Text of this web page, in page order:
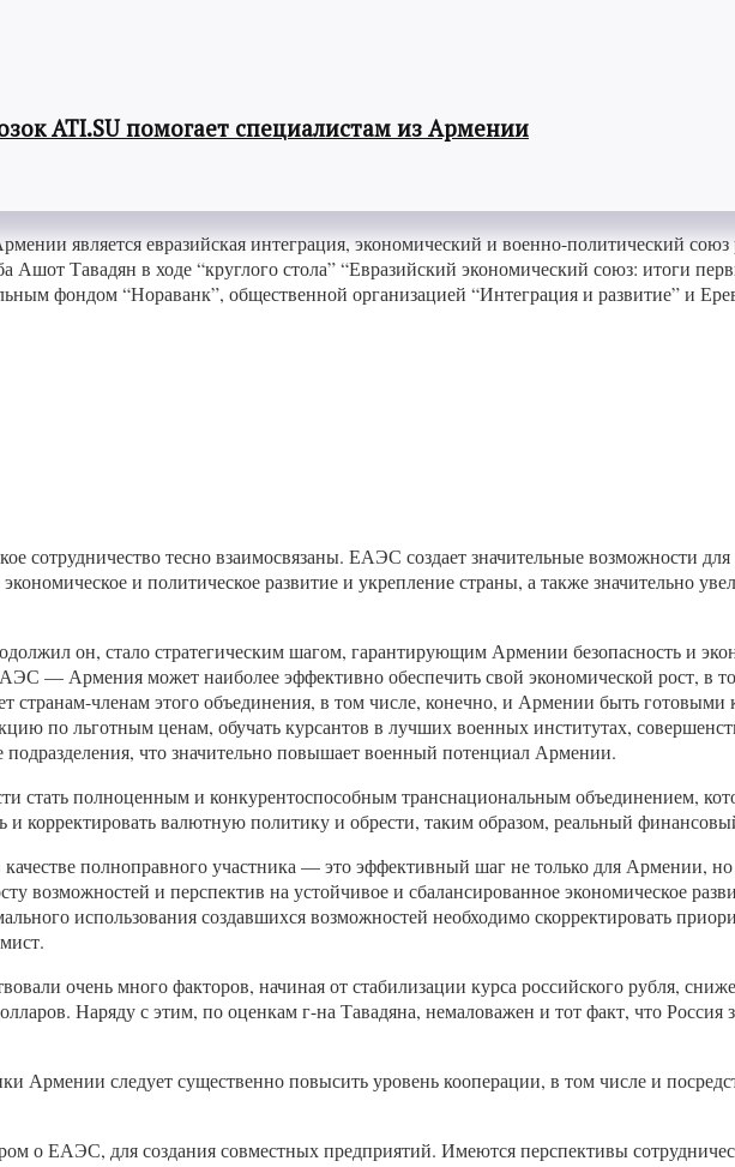
ATI.SU помогает специалистам из Армении
является евразийская интеграция, экономический и военно-политический
Ашот Тавадян в ходе “круглого стола” “Евразийский экономический союз: итоги
фондом “Нораванк”, общественной организацией “Интеграция и развитие” и
сотрудничество тесно взаимосвязаны. ЕАЭС создает значительные возможности для
и политическое развитие и укрепление страны, а также значительно
он, стало стратегическим шагом, гарантирующим Армении безопасность и
— Армения может наиболее эффективно обеспечить свой экономической рост, в
странам-членам этого объединения, в том числе, конечно, и Армении быть готовыми
по льготным ценам, обучать курсантов в лучших военных институтах,
что значительно повышает военный потенциал Армении.
стать полноценным и конкурентоспособным транснациональным объединением,
корректировать валютную политику и обрести, таким образом, реальный
полноправного участника — это эффективный шаг не только для Армении, но
возможностей и перспектив на устойчивое и сбалансированное экономическое
использования создавшихся возможностей необходимо скорректировать
очень много факторов, начиная от стабилизации курса российского рубля,
Наряду с этим, по оценкам г-на Тавадяна, немаловажен и тот факт, что Россия
Армении следует существенно повысить уровень кооперации, в том числе и
о ЕАЭС, для создания совместных предприятий. Имеются перспективы